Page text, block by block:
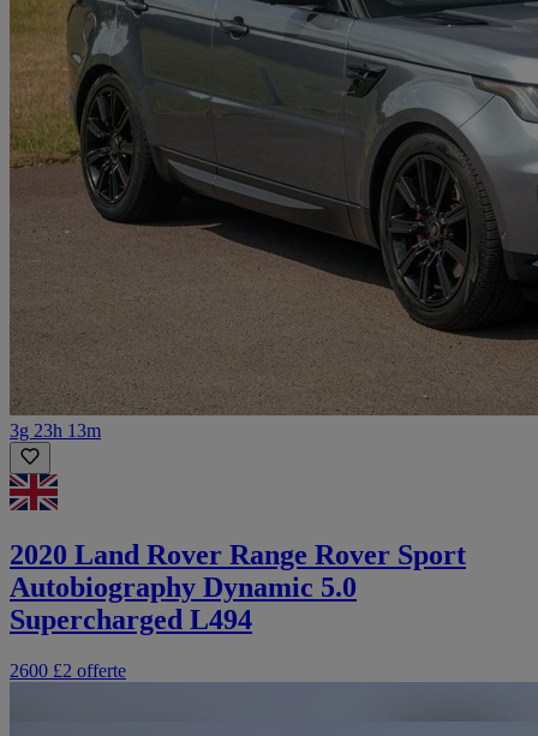
3g 23h 13m
2020 Land Rover Range Rover Sport
Autobiography Dynamic 5.0
Supercharged L494
2600 £2 offerte